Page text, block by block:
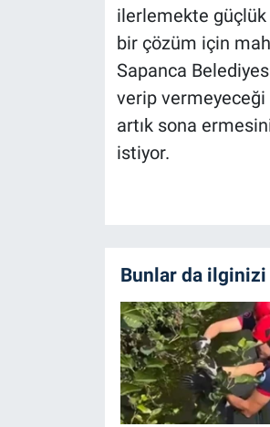
ilerlemekte güçlük
bir çözüm için
Sapanca
verip vermeyeceği
artık sona
istiyor.
Bunlar da